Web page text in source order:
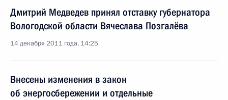
Дмитрий Медведев принял отставку губернатора
Вологодской области Вячеслава Позгалёва
14 декабря 2011 года, 14:25
Внесены изменения в закон
об энергосбережении и отдельные